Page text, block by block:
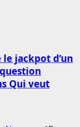
jackpot d’un
Qui veut